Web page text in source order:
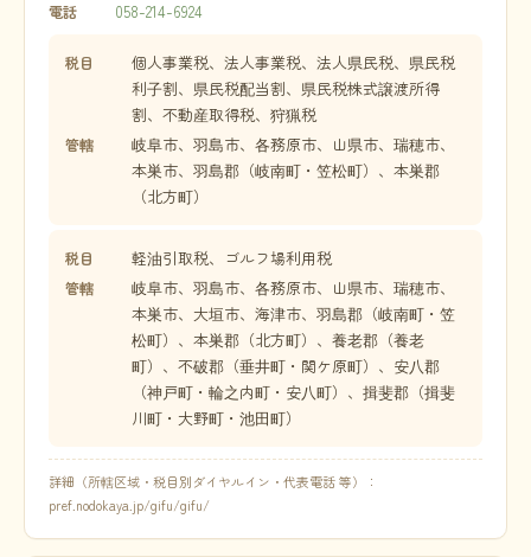
電話 058-214-6924
税目
個人事業税、法人事業税、法人県民税、県民税
利子割、県民税配当割、県民税株式譲渡所得
割、不動産取得税、狩猟税
管轄
岐阜市、羽島市、各務原市、山県市、瑞穂市、
本巣市、羽島郡（岐南町・笠松町）、本巣郡
（北方町）
税目 軽油引取税、ゴルフ場利用税
管轄
岐阜市、羽島市、各務原市、山県市、瑞穂市、
本巣市、大垣市、海津市、羽島郡（岐南町・笠
松町）、本巣郡（北方町）、養老郡（養老
町）、不破郡（垂井町・関ケ原町）、安八郡
（神戸町・輪之内町・安八町）、揖斐郡（揖斐
川町・大野町・池田町）
詳細（所轄区域・税目別ダイヤルイン・代表電話 等）：
pref.nodokaya.jp/gifu/gifu/